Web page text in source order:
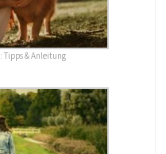
Tipps & Anleitung